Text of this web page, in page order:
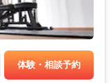
体験・相談予約